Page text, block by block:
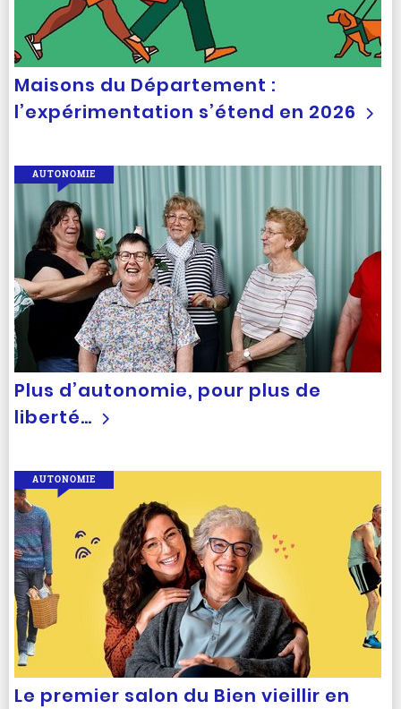
Maisons du Département :
l’expérimentation s’étend en 2026
Plus d’autonomie, pour plus de
liberté…
AUTONOMIE
Le premier salon du Bien vieillir en
AUTONOMIE